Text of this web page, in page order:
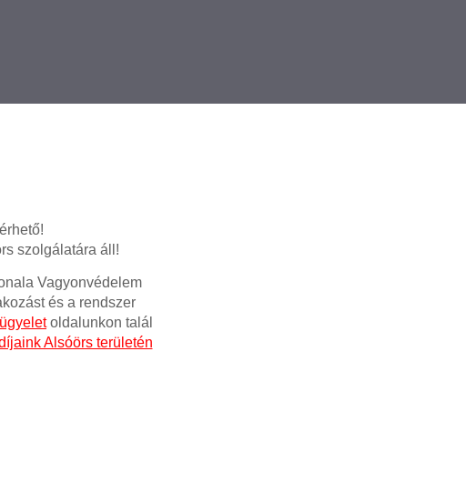
szolgálatára áll!
Vagyonvédelem
és a rendszer
oldalunkon talál
Alsóörs területén